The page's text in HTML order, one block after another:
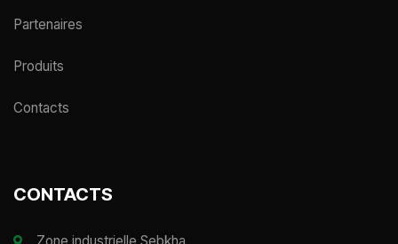
Partenaires
Produits
Contacts
CONTACTS